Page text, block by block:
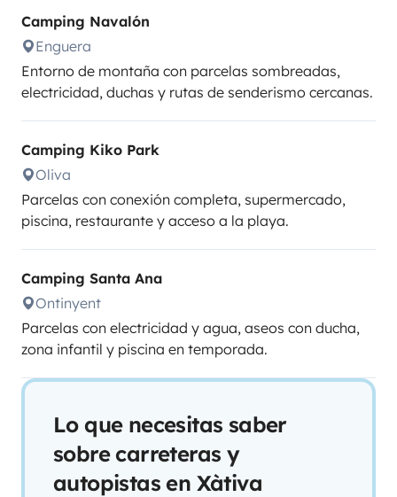
Camping Navalón
Enguera
Entorno de montaña con parcelas sombreadas,
electricidad, duchas y rutas de senderismo cercanas.
Camping Kiko Park
Oliva
Parcelas con conexión completa, supermercado,
piscina, restaurante y acceso a la playa.
Camping Santa Ana
Ontinyent
Parcelas con electricidad y agua, aseos con ducha,
zona infantil y piscina en temporada.
Lo que necesitas saber
sobre carreteras y
autopistas en Xàtiva